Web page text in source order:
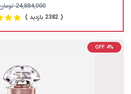
24,884,000 تومان
( 2382 بازدید )
OFF 4%